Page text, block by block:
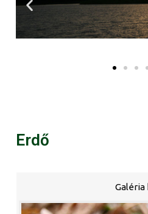
Erdő
Galéria